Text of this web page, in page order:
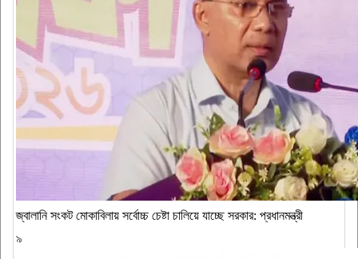
জ্বালানি সংকট মোকাবিলায় সর্বোচ্চ চেষ্টা চালিয়ে যাচ্ছে সরকার: প্রধানমন্ত্রী
৯